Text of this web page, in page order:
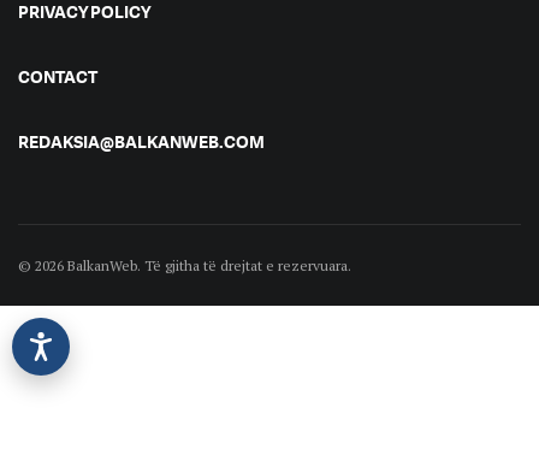
PRIVACY POLICY
CONTACT
REDAKSIA@BALKANWEB.COM
© 2026 BalkanWeb. Të gjitha të drejtat e rezervuara.
©